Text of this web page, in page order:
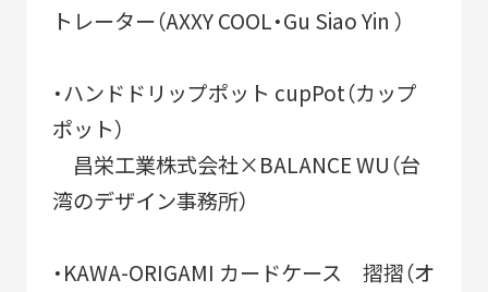
NEWS
トレーター（AXXY COOL・Gu Siao Yin ）
・ハンドドリップポット cupPot（カップ
ポット）
昌栄工業株式会社×BALANCE WU（台
湾のデザイン事務所）
・KAWA-ORIGAMI カードケース 摺摺（オ